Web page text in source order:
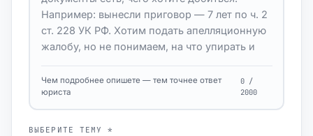
Чем подробнее опишете — тем точнее ответ
юриста
0 /
2000
ВЫБЕРИТЕ ТЕМУ *